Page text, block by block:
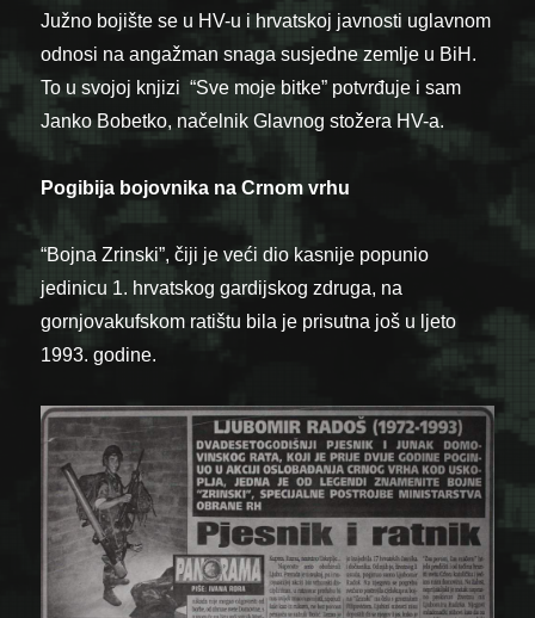
Južno bojište se u HV-u i hrvatskoj javnosti uglavnom
odnosi na angažman snaga susjedne zemlje u BiH.
To u svojoj knjizi “Sve moje bitke” potvrđuje i sam
Janko Bobetko, načelnik Glavnog stožera HV-a.
Pogibija bojovnika na Crnom vrhu
“Bojna Zrinski”, čiji je veći dio kasnije popunio
jedinicu 1. hrvatskog gardijskog zdruga, na
gornjovakufskom ratištu bila je prisutna još u ljeto
1993. godine.